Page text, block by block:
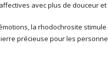
avec plus de douceur et
la rhodochrosite
précieuse pour les